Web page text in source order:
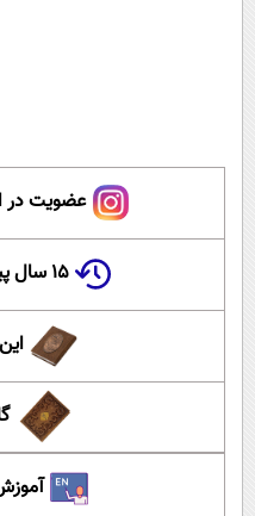
عضویت در
۱۵ سال پیش در چنین روزی